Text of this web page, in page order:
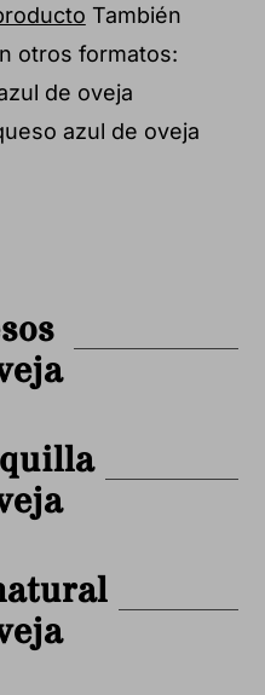
También
otros formatos:
de oveja
azul de oveja